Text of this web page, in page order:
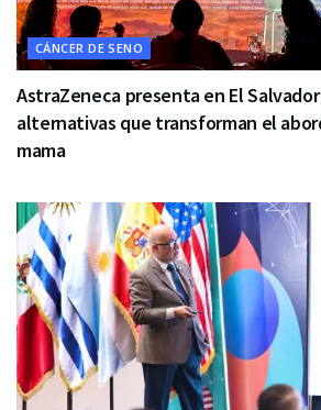
CÁNCER DE SENO
AstraZeneca presenta en El
alternativas que transforman el
mama